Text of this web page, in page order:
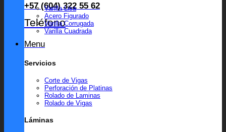
+57 (604) 322 55 62
Teléfono
Menu
Varilla Lisa
Acero Figurado
Varilla Corrugada
Varilla Cuadrada
Servicios
Corte de Vigas
Perforación de Platinas
Rolado de Laminas
Rolado de Vigas
Láminas